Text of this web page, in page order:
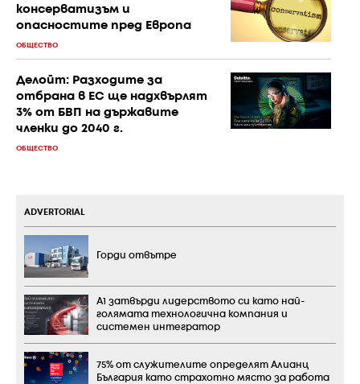
консерватизъм и
опасностите пред Европа
ОБЩЕСТВО
Делойт: Разходите за
отбрана в ЕС ще надхвърлят
3% от БВП на държавите
членки до 2040 г.
ОБЩЕСТВО
ADVERTORIAL
Горди отвътре
А1 затвърди лидерството си като най-
голямата технологична компания и
системен интегратор
75% от служителите определят Алианц
България като страхотно място за работа